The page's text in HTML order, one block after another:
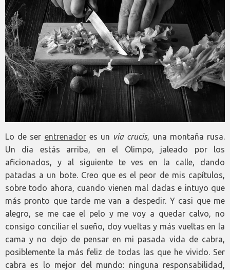
Lo de ser entrenadores un vía crucis, una montaña rusa.
Un día estás arriba, en el Olimpo, jaleado por los
aficionados, y al siguiente te ves en la calle, dando
patadas a un bote. Creo que es el peor de mis capítulos,
sobre todo ahora, cuando vienen mal dadas e intuyo que
más pronto que tarde me van a despedir. Y casi que me
alegro, se me cae el pelo y me voy a quedar calvo, no
consigo conciliar el sueño, doy vueltas y más vueltas en la
cama y no dejo de pensar en mi pasada vida de cabra,
posiblemente la más feliz de todas las que he vivido. Ser
cabra es lo mejor del mundo: ninguna responsabilidad,